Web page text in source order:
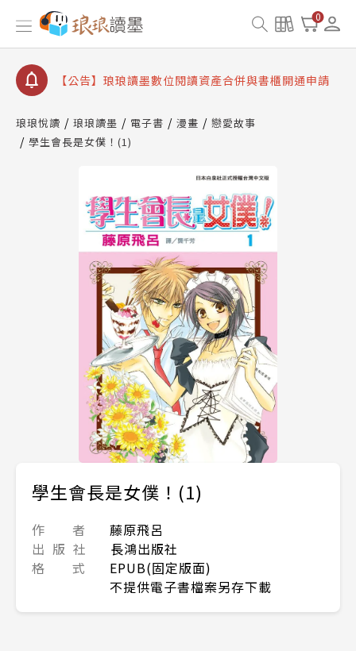
0
【公告】琅琅書店服務升級重要說明及資產合併結果
查詢
【公告】因 Readmoo 讀墨系統維護中，本站同步暫
【公告】琅琅讀墨數位閱讀資產合併與書櫃開通申請
【公告】琅琅讀墨 3 分鐘完成書櫃開通與資產合併申
請圖文教學
【公告】因 Readmoo 讀墨系統維護中，本站同步暫
停部分閱讀服務
琅琅悅讀 琅琅讀墨 電子書 漫畫
戀愛故事
學生會長是女僕！(1)
學生會長是女僕！(1)
作 者
藤原飛呂
出 版 社
長鴻出版社
格 式
EPUB(固定版面)
不提供電子書檔案另存下載